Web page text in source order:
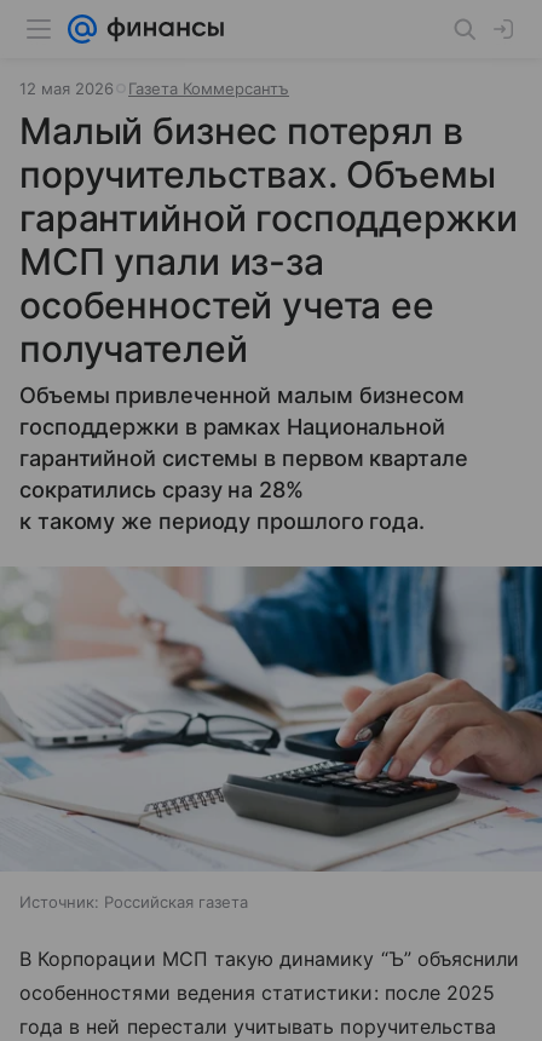
12 мая 2026 Газета Коммерсантъ
Малый бизнес потерял в
поручительствах. Объемы
гарантийной господдержки
МСП упали из-за
особенностей учета ее
получателей
Объемы привлеченной малым бизнесом
господдержки в рамках Национальной
гарантийной системы в первом квартале
сократились сразу на 28%
к такому же периоду прошлого года.
Источник: Российская газета
В Корпорации МСП такую динамику “Ъ” объяснили
особенностями ведения статистики: после 2025
года в ней перестали учитывать поручительства